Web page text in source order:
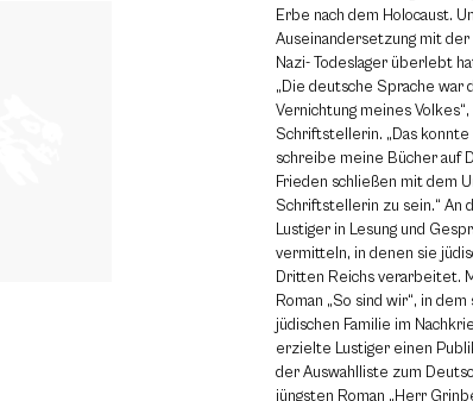
Erbe nach dem Holocaust.
Auseinandersetzung mit
Nazi- Todeslager überlebt
„Die deutsche Sprache
Vernichtung meines
Schriftstellerin. „Das konnte
schreibe meine Bücher auf
Frieden schließen mit dem
Schriftstellerin zu sein.“ An
Lustiger in Lesung und
vermitteln, in denen sie
Dritten Reichs verarbeitet.
Roman „So sind wir“, in
jüdischen Familie im
erzielte Lustiger einen
der Auswahlliste zum
jüngsten Roman „Herr